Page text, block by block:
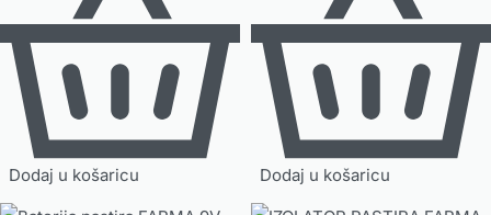
Dodaj u košaricu Dodaj u košaricu